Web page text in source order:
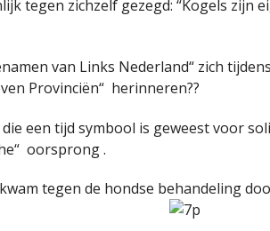
tegen zichzelf gezegd: “Kogels zijn
van Links Nederland“ zich
Provinciën“ herinneren??
een tijd symbool is geweest voor
oorsprong .
tegen de hondse behandeling